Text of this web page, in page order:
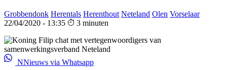
Grobbendonk Herentals Herenthout Neteland Olen Vorselaar
22/04/2020 - 13:35
3 minuten
NNieuws via Whatsapp